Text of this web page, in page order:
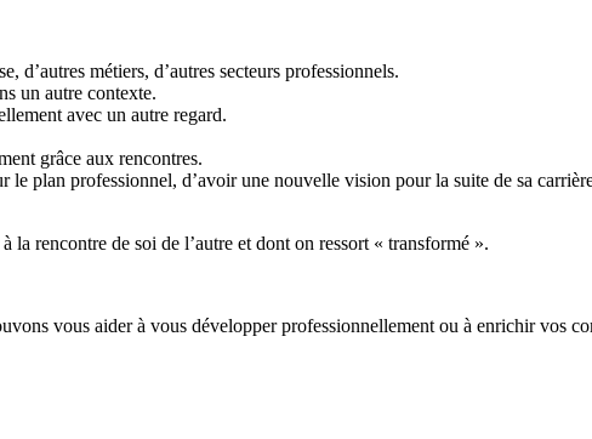
d’autres métiers, d’autres secteurs professionnels.
un autre contexte.
avec un autre regard.
grâce aux rencontres.
le plan professionnel, d’avoir une nouvelle vision pour la suite de sa
la rencontre de soi de l’autre et dont on ressort « transformé ».
vous aider à vous développer professionnellement ou à enrichir vos